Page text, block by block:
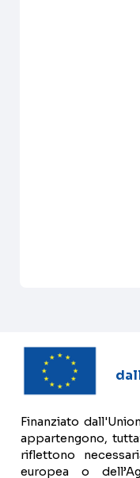
Finanziato
appartengono,
riflettono
europea o